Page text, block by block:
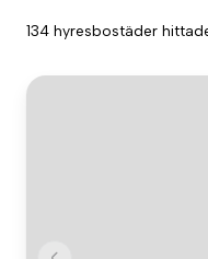
134 hyresbostäder